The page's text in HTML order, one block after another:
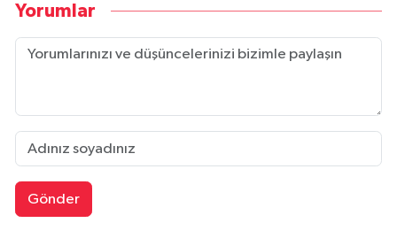
Yorumlar
Gönder